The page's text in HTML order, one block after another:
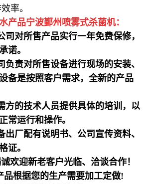
率。
产品宁波鄞州喷雾式杀菌机：
所售产品实行一年免费保修，
诺。
对所售设备进行现场的安装、
备是按照客户需求，全新的产品
的技术人员提供具体的培训，以
常运行和操作。
配有说明书、公司宣传资料、
证。
迎新老客户光临、洽谈合作！
据您的生产需要加工定做!